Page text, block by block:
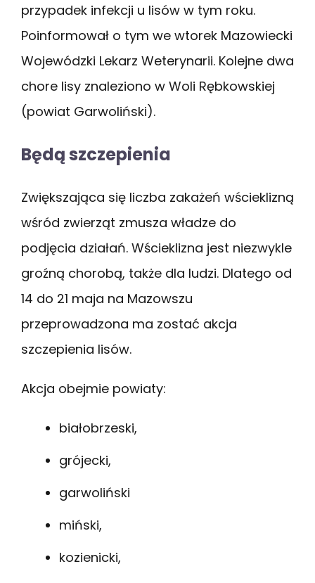
przypadek infekcji u lisów w tym roku.
Poinformował o tym we wtorek Mazowiecki
Wojewódzki Lekarz Weterynarii. Kolejne dwa
chore lisy znaleziono w Woli Rębkowskiej
(powiat Garwoliński).
Będą szczepienia
Zwiększająca się liczba zakażeń wścieklizną
wśród zwierząt zmusza władze do
podjęcia działań. Wścieklizna jest niezwykle
groźną chorobą, także dla ludzi. Dlatego od
14 do 21 maja na Mazowszu
przeprowadzona ma zostać akcja
szczepienia lisów.
Akcja obejmie powiaty:
białobrzeski,
grójecki,
garwoliński
miński,
kozienicki,